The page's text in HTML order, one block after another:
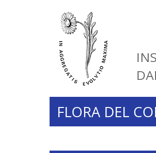
FLORA DEL